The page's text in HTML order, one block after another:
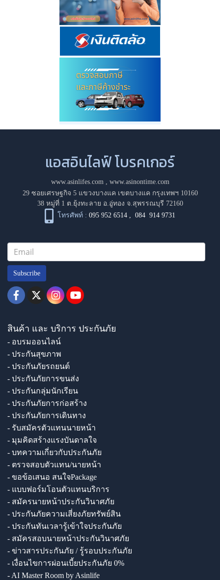
แอสอินไลฟ์ โบรคเกอร์
www.asinlifes.com, www.asinontime.com
29 ซอยเศรษฐกิจ 5 แขวงบางแค เขตบางแค กรุงเทพฯ 10160
38 หมู่ที่ 1 ต.ยุ้งทะลาย อ.อู่ทอง จ.สุพรรณบุรี 72160
โทรศัพท์ : 095 952 6514 ,084 914 9731
Subscribe
สินค้า และ บริการ ประกันภัย
- อบรมออนไลน์
- ประกันสุขภาพ
- ประกันภัยรถยนต์
- ประกันภัยการขนส่ง
- ประกันกลุ่มนักเรียน
- ประกันภัยการก่อสร้าง
- ประกันภัยการเดินทาง
- รับสมัครตัวแทนนายหน้า
- มุมคิดสร้างแรงบันดาลใจ
- บทความเกี่ยวกับประกันภัย
- ตรวจสอบตัวแทน/นายหน้า
- ขอข้อเสนอ สนใจPackage
- แบบฟอร์มโอนตัวแทนบริการ
- สมัครนายหน้าประกันวินาศภัย
- ประกันภัยความเสี่ยงภัยทรัพย์สิน
- ประกันทันเวลารู้เข้าใจประกันภัย
- สมัครสอบนายหน้าประกันวินาศภัย
- ข่าวสารประกันภัย / รู้รอบประกันภัย
- เงื่อนไขการผ่อนเบี้ยประกันภัย 0%
- AI Master Room by Asinlife